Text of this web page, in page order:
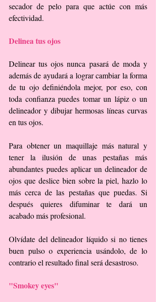
secador de pelo para que actúe con más
efectividad.
Delinea tus ojos
Delinear tus ojos nunca pasará de moda y
además de ayudará a lograr cambiar la forma
de tu ojo definiéndola mejor, por eso, con
toda confianza puedes tomar un lápiz o un
delineador y dibujar hermosas líneas curvas
en tus ojos.
Para obtener un maquillaje más natural y
tener la ilusión de unas pestañas más
abundantes puedes aplicar un delineador de
ojos que deslice bien sobre la piel, hazlo lo
más cerca de las pestañas que puedas. Si
después quieres difuminar te dará un
acabado más profesional.
Olvídate del delineador líquido si no tienes
buen pulso o experiencia usándolo, de lo
contrario el resultado final será desastroso.
"Smokey eyes"